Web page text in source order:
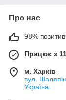
Про нас
98%
Працює з
м. Харків
вул.
Україна